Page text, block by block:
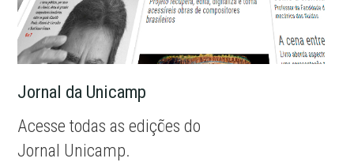
Jornal da Unicamp
Acesse todas as edições do
Jornal Unicamp.